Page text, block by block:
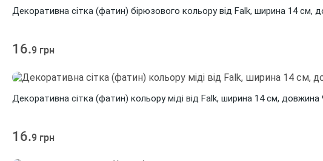
Декоративна сітка (фатин) бірюзового кольору від Falk, ширина 14 см,
16.9 грн
Декоративна сітка (фатин) кольору міді від Falk, ширина 14 см, довжина
16.9 грн